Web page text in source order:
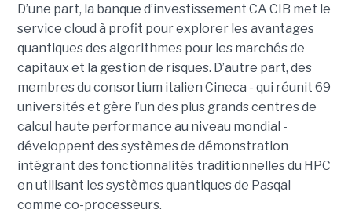
D’une part, la banque d’investissement CA CIB met le
service cloud à profit pour explorer les avantages
quantiquesdes algorithmes pour les marchés de
capitaux et la gestion de risques. D’autre part, des
membres du consortium italien Cineca - qui réunit 69
universités et gère l’un des plus grands centres de
calcul haute performance au niveau mondial -
développent des systèmes de démonstration
intégrant des fonctionnalités traditionnelles du HPC
en utilisant les systèmes quantiques de Pasqal
comme co-processeurs.